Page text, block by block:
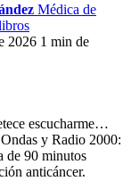
Médica de
2026 1 min de
escucharme…
y Radio 2000:
de 90 minutos
anticáncer.